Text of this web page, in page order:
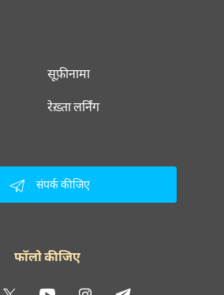
सूफ़ीनामा
रेख़्ता लर्निंग
संपर्क कीजिए
फॉलो कीजिए